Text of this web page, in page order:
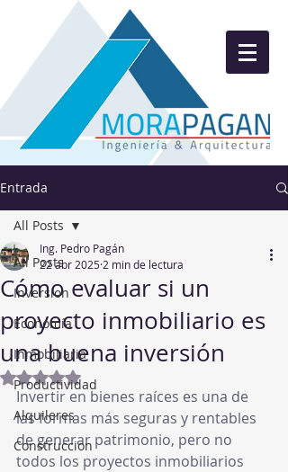
Entrada
All Posts
Inversion
Economía
Inmobiliaria
Productividad
Alquileres
Construccion
All Posts
Cómo evaluar si un
proyecto inmobiliario es
una buena inversión
Ing. Pedro Pagán
22 abr 2025 2 min de lectura
Obtuvo NaN de 5 estrellas.
Invertir en bienes raíces es una de
las formas más seguras y rentables
de generar patrimonio, pero no
todos los proyectos inmobiliarios